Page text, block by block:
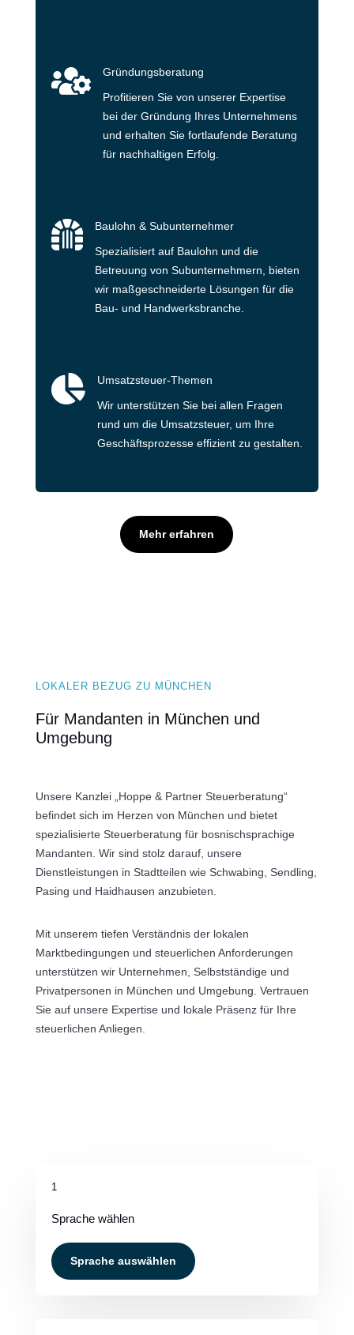

Gründungsberatung
Profitieren Sie von unserer Expertise
bei der Gründung Ihres Unternehmens
und erhalten Sie fortlaufende Beratung
für nachhaltigen Erfolg.

Baulohn & Subunternehmer
Spezialisiert auf Baulohn und die
Betreuung von Subunternehmern, bieten
wir maßgeschneiderte Lösungen für die
Bau- und Handwerksbranche.

Umsatzsteuer-Themen
Wir unterstützen Sie bei allen Fragen
rund um die Umsatzsteuer, um Ihre
Geschäftsprozesse effizient zu gestalten.
Mehr erfahren
LOKALER BEZUG ZU MÜNCHEN
Für Mandanten in München und
Umgebung
Unsere Kanzlei „Hoppe & Partner Steuerberatung“
befindet sich im Herzen von München und bietet
spezialisierte Steuerberatung für bosnischsprachige
Mandanten. Wir sind stolz darauf, unsere
Dienstleistungen in Stadtteilen wie Schwabing, Sendling,
Pasing und Haidhausen anzubieten.
Mit unserem tiefen Verständnis der lokalen
Marktbedingungen und steuerlichen Anforderungen
unterstützen wir Unternehmen, Selbstständige und
Privatpersonen in München und Umgebung. Vertrauen
Sie auf unsere Expertise und lokale Präsenz für Ihre
steuerlichen Anliegen.
1
Sprache wählen
Sprache auswählen